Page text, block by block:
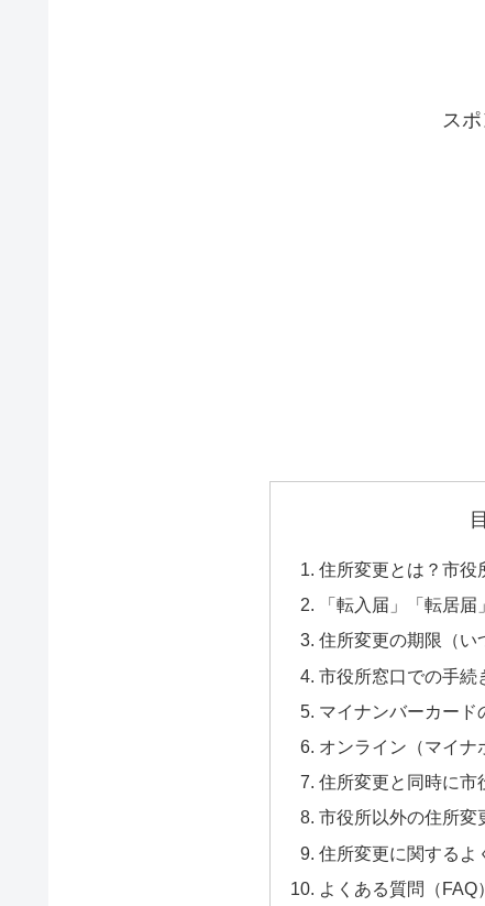
ス
住所変更とは？市役
「転入届」「転居
住所変更の期限（い
市役所窓口での手続
マイナンバーカード
オンライン（マイナ
住所変更と同時に市
市役所以外の住所変
住所変更に関するよ
よくある質問（FAQ）